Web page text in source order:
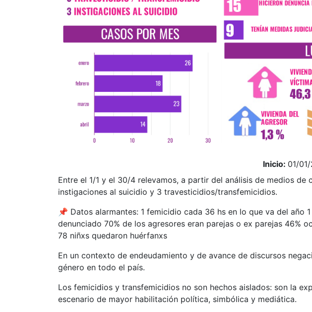
Inicio: 01/
Entre el 1/1 y el 30/4 relevamos, a partir del análisis de medios
instigaciones al suicidio y 3 travesticidios/transfemicidios.
📌 Datos alarmantes: 1 femicidio cada 36 hs en lo que va del
denunciado ⁠70% de los agresores eran parejas o ex parejas 46%
78 niñxs quedaron huérfanxs
En un contexto de endeudamiento y de avance de discursos
género en todo el país.
Los femicidios y transfemicidios no son hechos aislados: son la
escenario de mayor habilitación política, simbólica y mediática.